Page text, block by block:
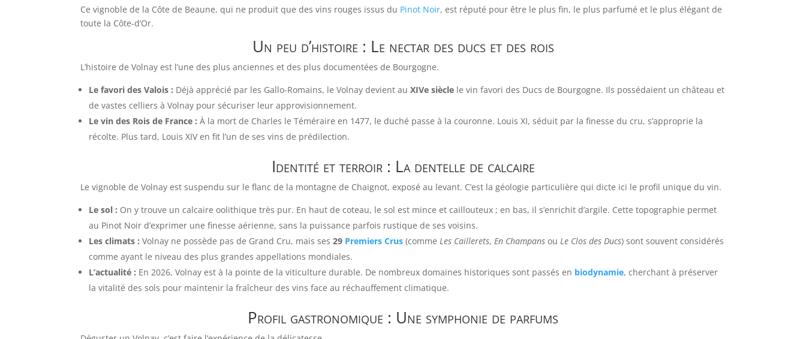
Ce vignoble de la Côte de Beaune, qui ne produit que des vins rouges issus du Pinot Noir, est réputé pour être le plus fin, le plus parfumé et le plus élégant de
toute la Côte-d’Or.
Un peu d’histoire : Le nectar des ducs et des rois
L’histoire de Volnay est l’une des plus anciennes et des plus documentées de Bourgogne.
Le favori des Valois : Déjà apprécié par les Gallo-Romains, le Volnay devient auXIVe siècle le vin favori des Ducs de Bourgogne. Ils possédaient un château et
de vastes celliers à Volnay pour sécuriser leur approvisionnement.
Le vin des Rois de France : À la mort de Charles le Téméraire en 1477, le duché passe à la couronne. Louis XI, séduit par la finesse du cru, s’approprie la
récolte. Plus tard, Louis XIV en fit l’un de ses vins de prédilection.
Identité et terroir : La dentelle de calcaire
Le vignoble de Volnay est suspendu sur le flanc de la montagne de Chaignot, exposé au levant. C’est la géologie particulière qui dicte ici le profil unique du vin.
Le sol : On y trouve un calcaire oolithique très pur. En haut de coteau, le sol est mince et caillouteux ; en bas, il s’enrichit d’argile. Cette topographie permet
au Pinot Noir d’exprimer une finesse aérienne, sans la puissance parfois rustique de ses voisins.
Les climats : Volnay ne possède pas de Grand Cru, mais ses29 Premiers Crus (commeLes Caillerets,En Champans ouLe Clos des Ducs) sont souvent considérés
comme ayant le niveau des plus grandes appellations mondiales.
L’actualité : En 2026, Volnay est à la pointe de la viticulture durable. De nombreux domaines historiques sont passés en biodynamie, cherchant à préserver
la vitalité des sols pour maintenir la fraîcheur des vins face au réchauffement climatique.
Profil gastronomique : Une symphonie de parfums